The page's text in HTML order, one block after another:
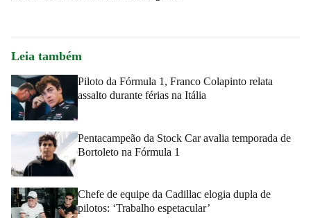
Leia também
Piloto da Fórmula 1, Franco Colapinto relata
assalto durante férias na Itália
Pentacampeão da Stock Car avalia temporada de
Bortoleto na Fórmula 1
Chefe de equipe da Cadillac elogia dupla de
pilotos: ‘Trabalho espetacular’